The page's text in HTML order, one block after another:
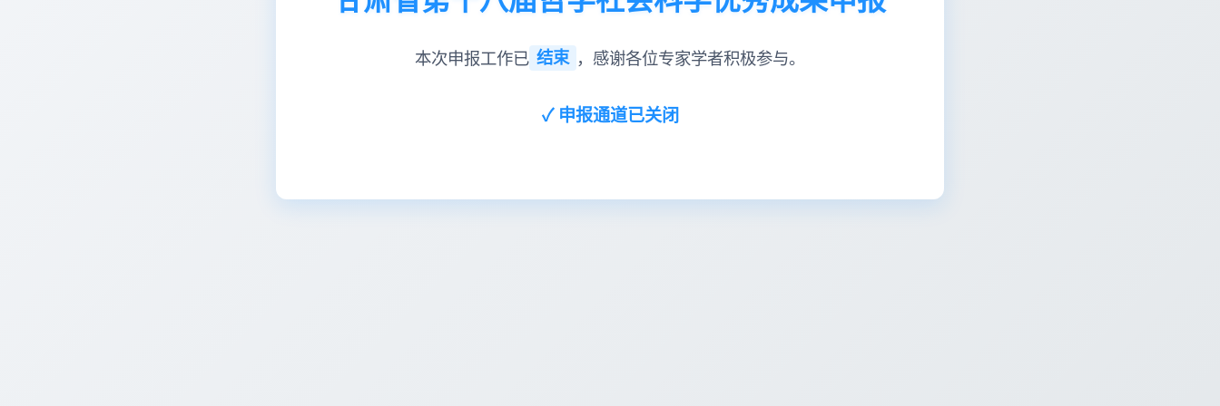
本次申报工作已 结束 ，感谢各位专家学者积极参与。
✓ 申报通道已关闭